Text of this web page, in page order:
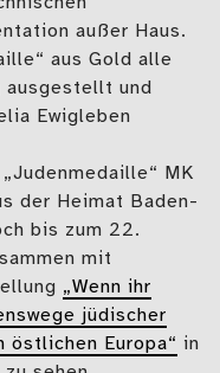
außer Haus.
aus Gold alle
ausgestellt und
Ewigleben
MK
der Heimat Baden-
bis zum 22.
mit
„Wenn ihr
jüdischer
östlichen Europa“ in